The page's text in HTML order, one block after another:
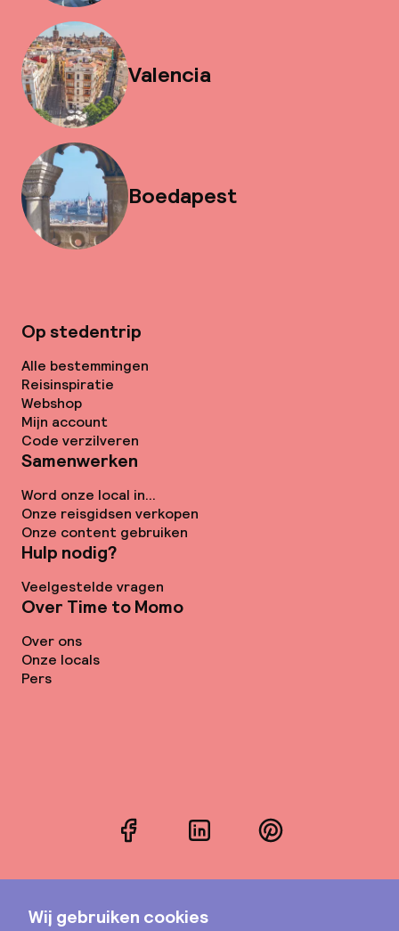
Valencia
Boedapest
Op stedentrip
Alle bestemmingen
Reisinspiratie
Webshop
Mijn account
Code verzilveren
Samenwerken
Word onze local in...
Onze reisgidsen verkopen
Onze content gebruiken
Hulp nodig?
Veelgestelde vragen
Over Time to Momo
Over ons
Onze locals
Pers
FacebookLinkedInPinterest
Instagram